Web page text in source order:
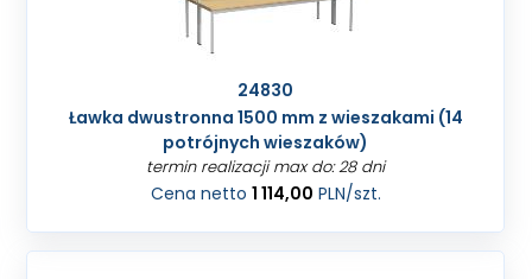
24830
Ławka dwustronna 1500 mm z wieszakami (14
potrójnych wieszaków)
termin realizacji max do: 28 dni
Cena netto 1 114,00 PLN/szt.